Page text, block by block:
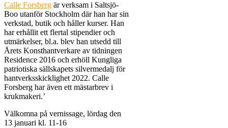
Calle Forsberg är verksam i Saltsjö-
Boo utanför Stockholm där han har sin
verkstad, butik och håller kurser. Han
har erhållit ett flertal stipendier och
utmärkelser, bl.a. blev han utsedd till
Årets Konsthantverkare av tidningen
Residence 2016 och erhöll Kungliga
patriotiska sällskapets silvermedalj för
hantverksskicklighet 2022. Calle
Forsberg har även ett mästarbrev i
krukmakeri.’
Välkomna på vernissage, lördag den
13 januari kl. 11-16